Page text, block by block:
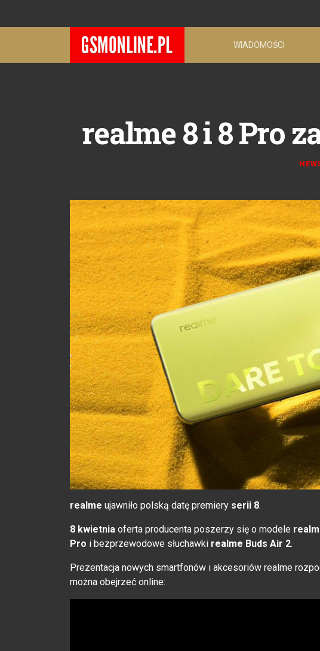
WIADOMOŚCI
realme 8 i 8 Pro
realme ujawniło polską datę premiery serii 8.
8 kwietnia oferta producenta poszerzy się o modele
Pro i bezprzewodowe słuchawki realme Buds Air 2.
Prezentacja nowych smartfonów i akcesoriów realme
można obejrzeć online: